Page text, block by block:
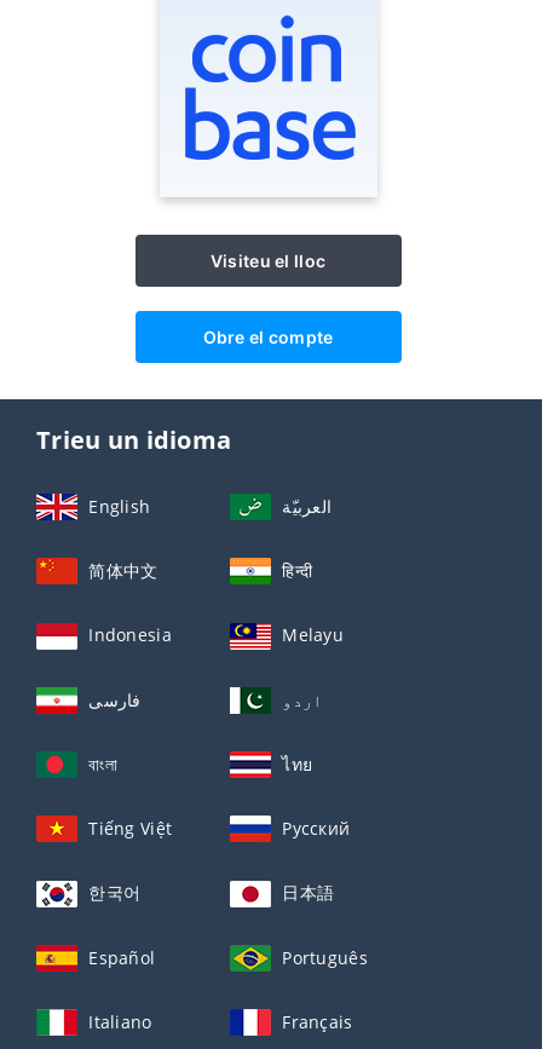
Visiteu el lloc
Obre el compte
Trieu un idioma
English العربيّة
简体中文 हिन्दी
Indonesia Melayu
فارسی اردو
বাংলা ไทย
Tiếng Việt Русский
한국어 日本語
Español Português
Italiano Français